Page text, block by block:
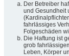
Der Betreiber
und Gesundheit
fahrlässiges
Folgeschäden
Die Haftung ist
grob
Leben, Körper